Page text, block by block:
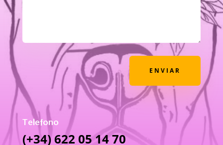
ENVIAR
Telefono
(+34) 622 05 14 70